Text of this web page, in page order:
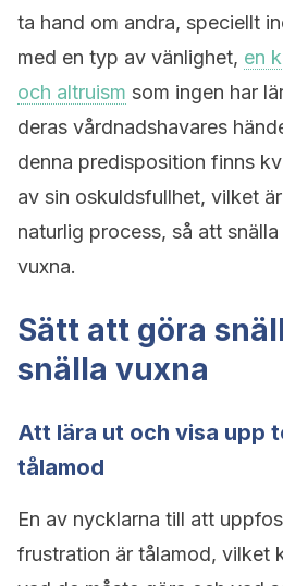
ta hand om andra, speciellt
med en typ av vänlighet, en
och altruism som ingen har
deras vårdnadshavares
denna predisposition finns
av sin oskuldsfullhet, vilket
naturlig process, så att
vuxna.
Sätt att göra
snälla vuxna
Att lära ut och visa upp
tålamod
En av nycklarna till att
frustration är tålamod, vilket